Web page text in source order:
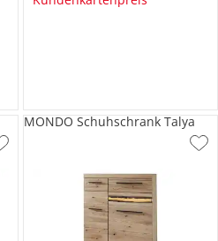
MONDO Schuhschrank Talya